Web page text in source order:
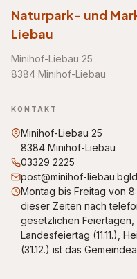
Naturpark- und
Liebau
Minihof-Liebau 25
8384 Minihof-Liebau
KONTAKT
Minihof-Liebau 25
8384 Minihof-Liebau
03329 2225
post@minihof-
Montag bis Freitag von
dieser Zeiten nach
gesetzlichen Feiertagen,
Landesfeiertag (11.11.),
(31.12.) ist das